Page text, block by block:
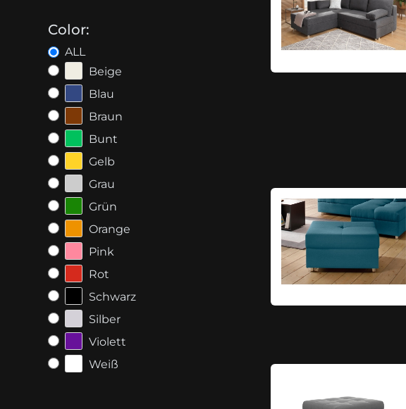
Color:
ALL
Beige
Blau
Braun
Bunt
Gelb
Grau
Grün
Orange
Pink
Rot
Schwarz
Silber
Violett
Weiß